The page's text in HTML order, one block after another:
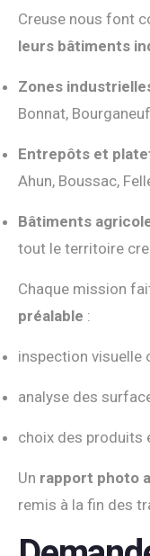
Creuse nous font
leurs bâtiments
Zones
Bonnat,
Entrepôts et
Ahun, Boussac,
Bâtiments
tout le territoire
Chaque mission
préalable :
inspection visuelle
analyse des
choix des produits
Un rapport photo
remis à la fin des